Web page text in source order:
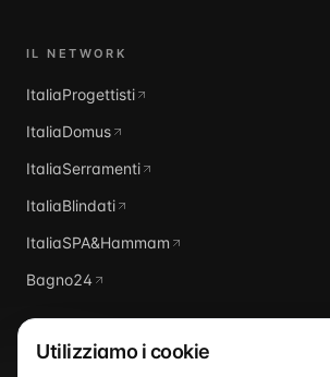
IL NETWORK
ItaliaProgettisti
ItaliaDomus
ItaliaSerramenti
ItaliaBlindati
ItaliaSPA&Hammam
Bagno24
Utilizziamo i cookie